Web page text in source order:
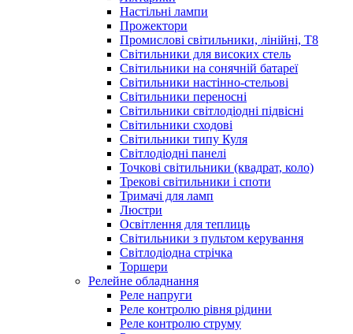
Настільні лампи
Прожектори
Промислові світильники, лінійні, Т8
Світильники для високих стель
Світильники на сонячній батареї
Світильники настінно-стельові
Світильники переносні
Світильники світлодіодні підвісні
Світильники сходові
Світильники типу Куля
Світлодіодні панелі
Точкові світильники (квадрат, коло)
Трекові світильники і споти
Тримачі для ламп
Люстри
Освітлення для теплиць
Світильники з пультом керування
Світлодіодна стрічка
Торшери
Релейне обладнання
Реле напруги
Реле контролю рівня рідини
Реле контролю струму